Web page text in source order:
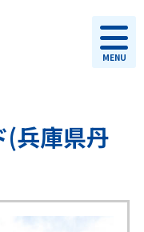
MENU
兵庫県丹